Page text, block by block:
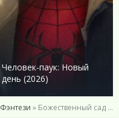
Человек-паук: Новый
день (2026)
Фэнтези » Божественный сад у поместья Кусуноки (2026)